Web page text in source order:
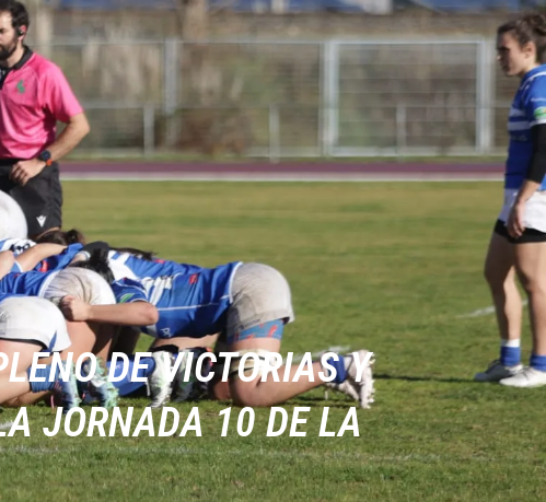
DE VICTORIAS Y
JORNADA 10 DE LA